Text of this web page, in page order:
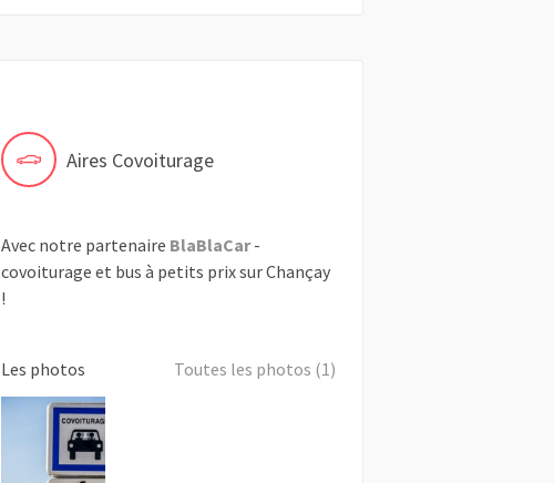
Aires Covoiturage
Avec notre partenaire BlaBlaCar-
covoiturage et bus à petits prix sur Chançay
!
Les photos Toutes les photos (1)